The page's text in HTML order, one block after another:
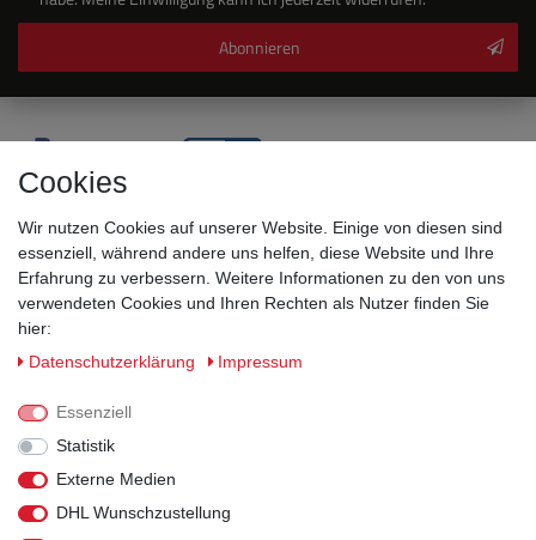
Abonnieren
Sicherheitsklassen
Informationen
Versand
Cookies
Wir nutzen Cookies auf unserer Website. Einige von diesen sind
essenziell, während andere uns helfen, diese Website und Ihre
Erfahrung zu verbessern. Weitere Informationen zu den von uns
verwendeten Cookies und Ihren Rechten als Nutzer finden Sie
hier:
Daten­schutz­erklärung
Impressum
Essenziell
Statistik
Externe Medien
DHL Wunschzustellung